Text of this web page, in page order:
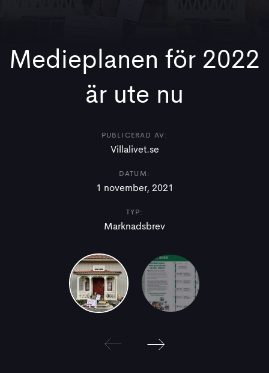
Medieplanen för 2022
är ute nu
PUBLICERAD AV:
Villalivet.se
DATUM:
1 november, 2021
TYP:
Marknadsbrev